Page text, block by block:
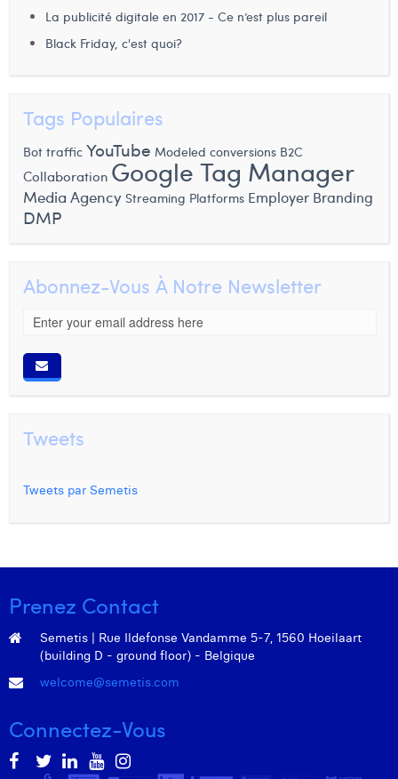
La publicité digitale en 2017 - Ce n’est plus pareil
Black Friday, c'est quoi?
Tags Populaires
Bot traffic YouTube Modeled conversions B2C
Collaboration Google Tag Manager
Media Agency Streaming Platforms Employer Branding
DMP
Abonnez-Vous À Notre Newsletter
Tweets
Tweets par Semetis
Prenez Contact
Semetis | Rue Ildefonse Vandamme 5-7, 1560 Hoeilaart
(building D - ground floor) - Belgique
welcome@semetis.com
Connectez-Vous